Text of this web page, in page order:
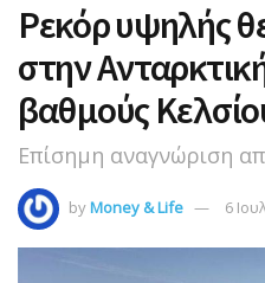
Ρεκόρ υψηλής
στην
βαθμούς
Επίσημη αναγνώριση
byMoney & Life 6